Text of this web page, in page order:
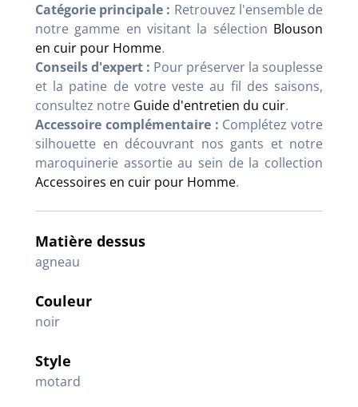
Catégorie principale : Retrouvez l'ensemble de
notre gamme en visitant la sélection Blouson
en cuir pour Homme.
Conseils d'expert : Pour préserver la souplesse
et la patine de votre veste au fil des saisons,
consultez notre Guide d'entretien du cuir.
Accessoire complémentaire : Complétez votre
silhouette en découvrant nos gants et notre
maroquinerie assortie au sein de la collection
Accessoires en cuir pour Homme.
Matière dessus
agneau
Couleur
noir
Style
motard